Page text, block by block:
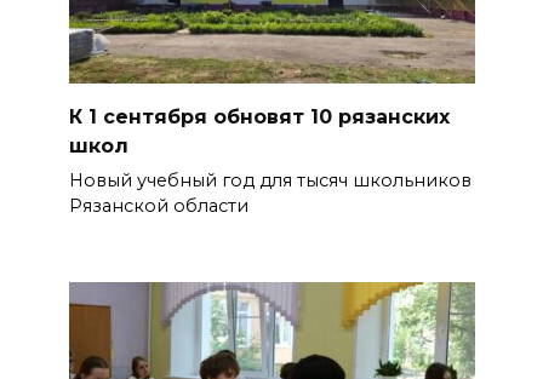
К 1 сентября обновят 10 рязанских
школ
Новый учебный год для тысяч школьников
Рязанской области